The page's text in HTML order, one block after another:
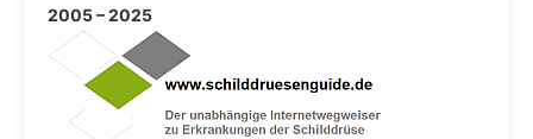
2005 – 2025